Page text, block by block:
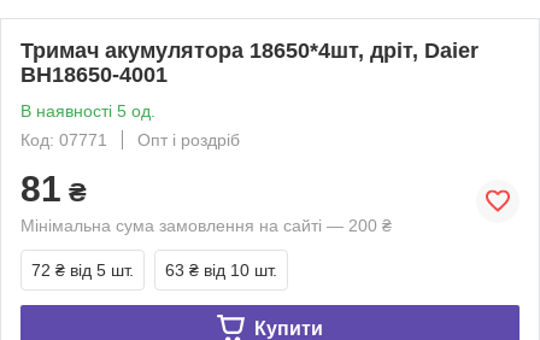
Тримач акумулятора 18650*4шт, дріт, Daier
BH18650-4001
В наявності 5 од.
Код: 07771
Опт і роздріб
81 ₴
Мінімальна сума замовлення на сайті — 200 ₴
72 ₴ від 5 шт. 63 ₴ від 10 шт.
Купити